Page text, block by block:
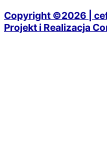
Copyright ©2026 |
Projekt i Realizacja